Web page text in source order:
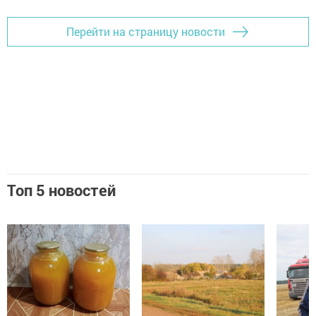
Перейти на страницу новости
Топ 5 новостей